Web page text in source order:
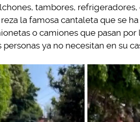
tambores,
la famosa cantaleta que se
o camiones que pasan
ya no necesitan en su